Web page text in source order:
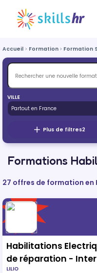
Accueil Formation Formation
VILLE
Plus de filtres2
Formations
27 offres de formation
Habilitations
de réparation - Inter
LILIO